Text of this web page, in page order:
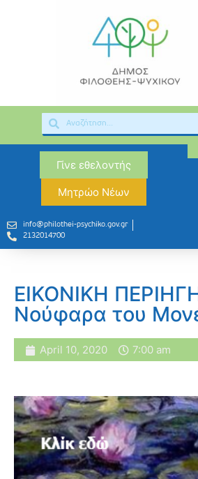
Γίνε εθελοντής
Μητρώο Νέων
info@philothei-psychiko.gov.gr
2132014700
ΕΙΚΟΝΙΚΗ
Νούφαρα του
April 10, 2020 7:00 am